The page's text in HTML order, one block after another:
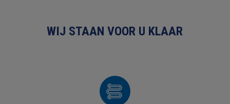
WIJ STAAN VOOR U KLAAR